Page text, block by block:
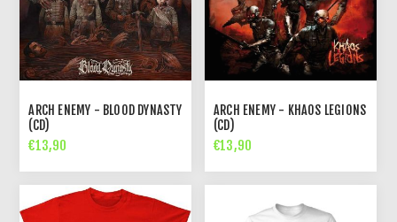
ARCH ENEMY - BLOOD DYNASTY
(CD)
€13,90
ARCH ENEMY - KHAOS LEGIONS
(CD)
€13,90